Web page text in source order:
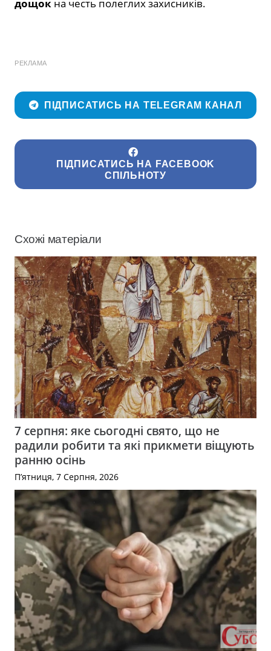
дощок на честь полеглих захисників.
РЕКЛАМА
ПІДПИСАТИСЬ НА TELEGRAM КАНАЛ
ПІДПИСАТИСЬ НА FACEBOOK
СПІЛЬНОТУ
Схожі матеріали
7 серпня: яке сьогодні свято, що не
радили робити та які прикмети віщують
ранню осінь
П’ятниця, 7 Серпня, 2026